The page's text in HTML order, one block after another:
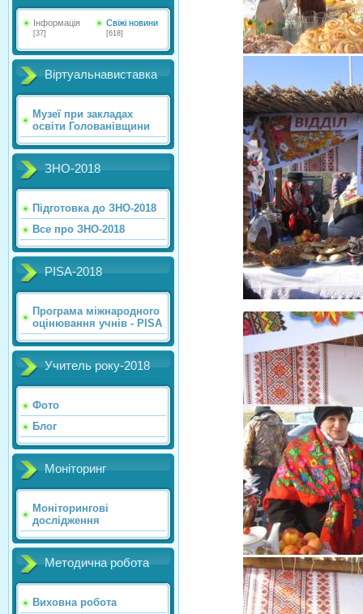
Інформація
[37]
Свіжі новини
[618]
Віртуальнавиставка
Музеї при закладах
освіти Голованівщини
ЗНО-2018
Підготовка до ЗНО-2018
Все про ЗНО-2018
PISA-2018
Програма міжнародного
оцінювання учнів - PISA
Учитель року-2018
Фото
Блог
Моніторинг
Моніторингові
дослідження
Методична робота
Виховна робота